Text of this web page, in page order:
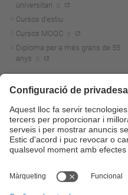
universitari
Cursos d'estiu
Cursos MOOC
Diploma per a més grans de 55
anys
Actualitat R+D+I
La recerca a la UPC
La transferència, l'emprenedoria i
la innovació a la UPC
Foment i suport a la recerca
transferència, l'emprenedoria i la